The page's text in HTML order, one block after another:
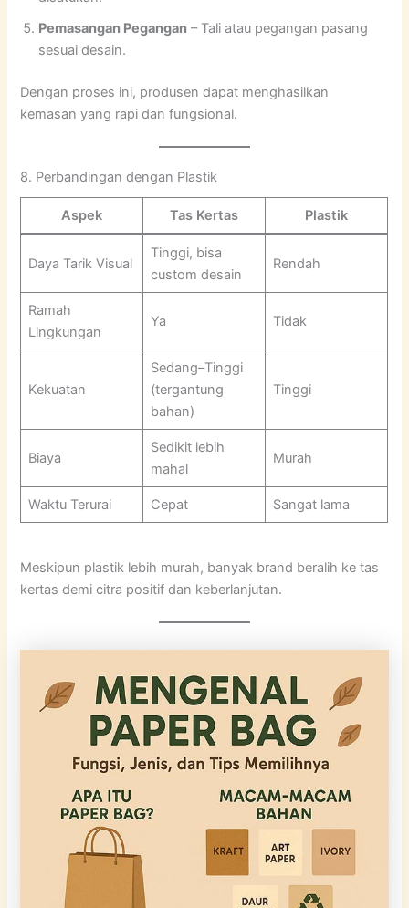
Pemasangan Pegangan – Tali atau pegangan pasang
sesuai desain.
Dengan proses ini, produsen dapat menghasilkan
kemasan yang rapi dan fungsional.
8. Perbandingan dengan Plastik
Aspek Tas Kertas Plastik
Daya Tarik Visual
Tinggi, bisa
custom desain
Rendah
Ramah
Lingkungan
Ya Tidak
Kekuatan
Sedang–Tinggi
(tergantung
bahan)
Tinggi
Biaya
Sedikit lebih
mahal
Murah
Waktu Terurai Cepat Sangat lama
Meskipun plastik lebih murah, banyak brand beralih ke tas
kertas demi citra positif dan keberlanjutan.